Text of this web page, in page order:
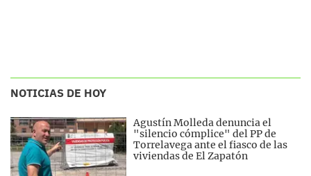
NOTICIAS DE HOY
Agustín Molleda denuncia el
"silencio cómplice" del PP de
Torrelavega ante el fiasco de las
viviendas de El Zapatón